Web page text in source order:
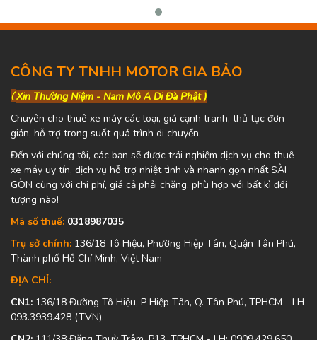
CÔNG TY TNHH MOTOR GIA BẢO
(Xin Thường Niệm - Nam Mô A Di Đà Phật )
Chuyên cho thuê xe máy các loại, giá cạnh tranh, thủ tục đơn
giản, hỗ trợ trong suốt quá trình di chuyển.
Đến với chúng tôi, các bạn sẽ được trải nghiệm dịch vụ cho thuê
xe máy uy tín, dịch vụ hỗ trợ nhiệt tình và nhanh gọn nhất SÀI
GÒN cùng với chi phí, giá cả phải chăng, phù hợp với bất kì đối
tượng nào!
Mã số thuế: 0318987035
Trụ sở chính: 136/18 Tô Hiệu, Phường Hiệp Tân, Quận Tân Phú,
Thành phố Hồ Chí Minh, Việt Nam
ĐỊA CHỈ:
CN1: 136/18 Đường Tô Hiệu, P Hiệp Tân, Q. Tân Phú, TPHCM - LH
093.3939.428 (TVN).